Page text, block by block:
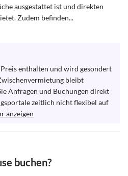
ausgestattet ist und direkten
Zudem befinden...
enthalten und wird gesondert
bleibt
Anfragen und Buchungen direkt
zeitlich nicht flexibel auf
anzeigen
buchen?